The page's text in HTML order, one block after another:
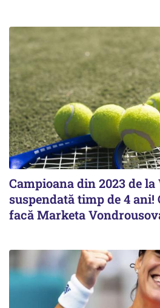
Campioana din 2023 de
suspendată timp de 4 ani!
facă Marketa